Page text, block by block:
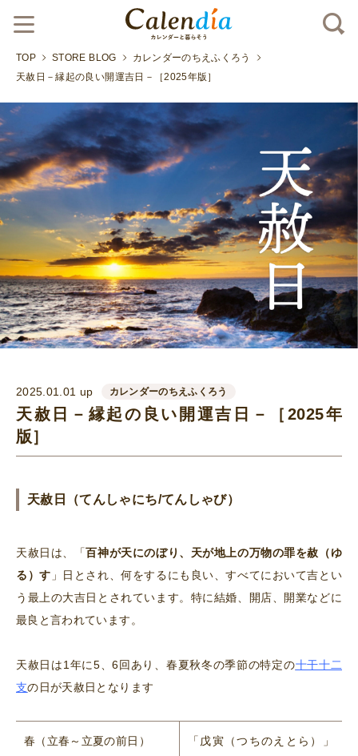
TOP STORE BLOG
カレンダーのちえふくろう
天赦日－縁起の良い開運吉日－［2025年版］
2025.01.01 up カレンダーのちえふくろう
天赦日－縁起の良い開運吉日－［2025年
版］
天赦日（てんしゃにち/てんしゃび）
天赦日は、「百神が天にのぼり、天が地上の万物の罪を赦（ゆ
る）す 」日とされ、何をするにも良い、すべてにおいて吉とい
う最上の大吉日とされています。特に結婚、開店、開業などに
最良と言われています。
天赦日は1年に5、6回あり、春夏秋冬の季節の特定の十干十二
支の日が天赦日となります
春（立春～立夏の前日）
「戊寅（つちのえとら）」